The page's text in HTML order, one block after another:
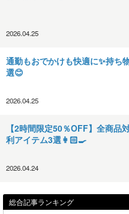
2026.04.25
通勤もおでかけも快適に✨持ち
選😊
2026.04.25
【2時間限定50％OFF】全商品
利アイテム3選👩🏻‍🍳
2026.04.24
総合記事ランキング